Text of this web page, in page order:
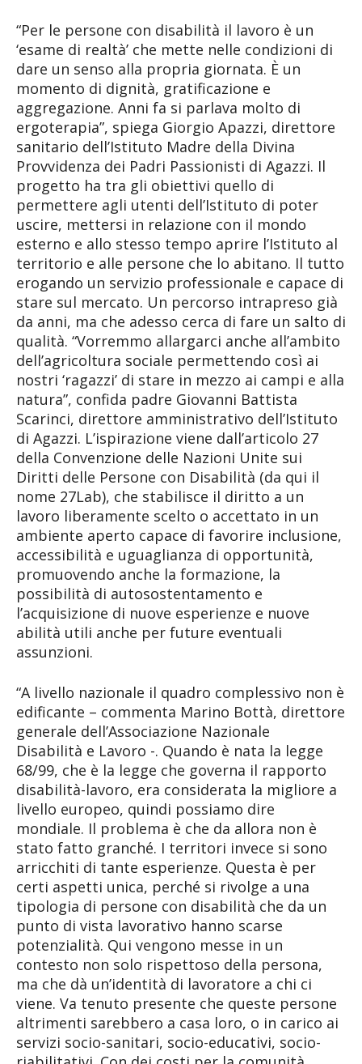
“Per le persone con disabilità il lavoro è un
‘esame di realtà’ che mette nelle condizioni di
dare un senso alla propria giornata. È un
momento di dignità, gratificazione e
aggregazione. Anni fa si parlava molto di
ergoterapia”, spiega Giorgio Apazzi, direttore
sanitario dell’Istituto Madre della Divina
Provvidenza dei Padri Passionisti di Agazzi. Il
progetto ha tra gli obiettivi quello di
permettere agli utenti dell’Istituto di poter
uscire, mettersi in relazione con il mondo
esterno e allo stesso tempo aprire l’Istituto al
territorio e alle persone che lo abitano. Il tutto
erogando un servizio professionale e capace di
stare sul mercato. Un percorso intrapreso già
da anni, ma che adesso cerca di fare un salto di
qualità. “Vorremmo allargarci anche all’ambito
dell’agricoltura sociale permettendo così ai
nostri ‘ragazzi’ di stare in mezzo ai campi e alla
natura”, confida padre Giovanni Battista
Scarinci, direttore amministrativo dell’Istituto
di Agazzi. L’ispirazione viene dall’articolo 27
della Convenzione delle Nazioni Unite sui
Diritti delle Persone con Disabilità (da qui il
nome 27Lab), che stabilisce il diritto a un
lavoro liberamente scelto o accettato in un
ambiente aperto capace di favorire inclusione,
accessibilità e uguaglianza di opportunità,
promuovendo anche la formazione, la
possibilità di autosostentamento e
l’acquisizione di nuove esperienze e nuove
abilità utili anche per future eventuali
assunzioni.
“A livello nazionale il quadro complessivo non è
edificante – commenta Marino Bottà, direttore
generale dell’Associazione Nazionale
Disabilità e Lavoro -. Quando è nata la legge
68/99, che è la legge che governa il rapporto
disabilità-lavoro, era considerata la migliore a
livello europeo, quindi possiamo dire
mondiale. Il problema è che da allora non è
stato fatto granché. I territori invece si sono
arricchiti di tante esperienze. Questa è per
certi aspetti unica, perché si rivolge a una
tipologia di persone con disabilità che da un
punto di vista lavorativo hanno scarse
potenzialità. Qui vengono messe in un
contesto non solo rispettoso della persona,
ma che dà un’identità di lavoratore a chi ci
viene. Va tenuto presente che queste persone
altrimenti sarebbero a casa loro, o in carico ai
servizi socio-sanitari, socio-educativi, socio-